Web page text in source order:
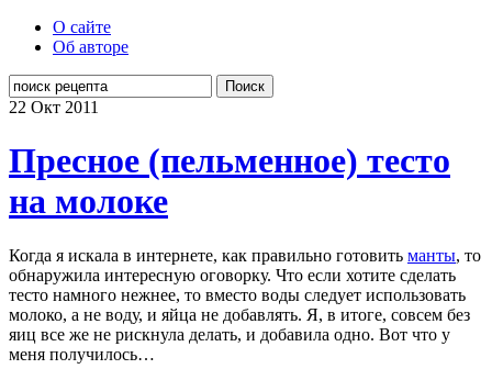
О сайте
Об авторе
Поиск
22 Окт 2011
Пресное (пельменное) тесто
на молоке
Когда я искала в интернете, как правильно готовить манты, то
обнаружила интересную оговорку. Что если хотите сделать
тесто намного нежнее, то вместо воды следует использовать
молоко, а не воду, и яйца не добавлять. Я, в итоге, совсем без
яиц все же не рискнула делать, и добавила одно. Вот что у
меня получилось…